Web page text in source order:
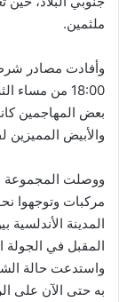
ملثمين.
وأفادت مصادر
18:00 من
بعض المهاجمين
والأبيض المميزين
ووصلت المجموعة
مركبات وتوجهوا
المدينة الأندلسية
المقبل في الجولة الـ37 من الدوري الإسباني لكرة
واستدعت حالة